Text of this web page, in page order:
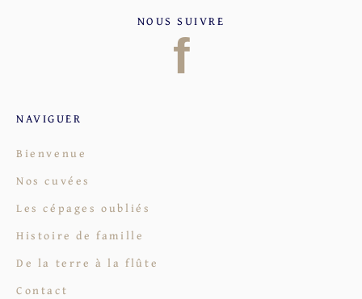
NOUS SUIVRE
f
NAVIGUER
Bienvenue
Nos cuvées
Les cépages oubliés
Histoire de famille
De la terre à la flûte
Contact